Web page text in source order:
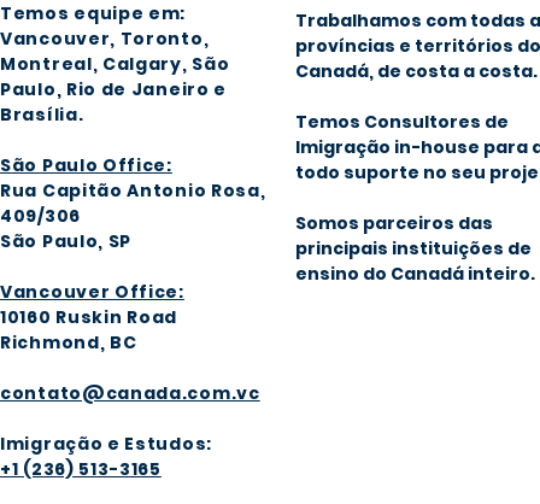
Temos equipe em:
Vancouver, Toronto,
Montreal, Calgary, São
Paulo, Rio de Janeiro e
Brasília.
São Paulo Office:
Rua Capitão Antonio Rosa,
409/306
São Paulo, SP
Vancouver Office:
10160 Ruskin Road
Richmond, BC
contato@canada.com.vc
Imigração e Estudos:
+1 (236) 513-3165
Trabalhamos com todas
províncias e territórios do
Canadá, de costa a costa.
Temos Consultores de
Imigração in-house para
todo suporte no seu
Somos parceiros das
principais instituições de
ensino do Canadá inteiro.